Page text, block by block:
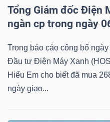
Tổng Giám đốc Điện
ngàn cp trong ngày
Trong báo cáo công bố
Đầu tư Điện Máy Xanh
Hiểu Em cho biết đã mua
ngày giao...
vụ
(-)
Đào
tạo